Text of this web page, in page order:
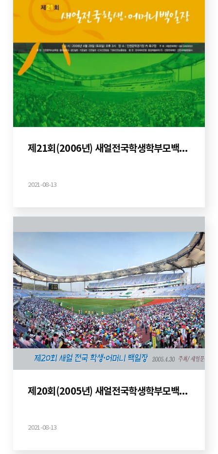
제21회(2006년) 새얼전국학생학부모백일장
2021-08-13
제20회(2005년) 새얼전국학생학부모백일장
2021-08-13